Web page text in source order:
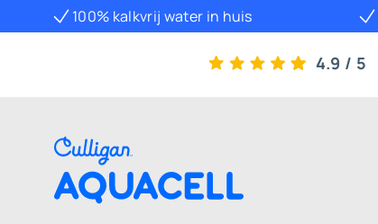
100% kalkvrij water in huis
4.9 / 5